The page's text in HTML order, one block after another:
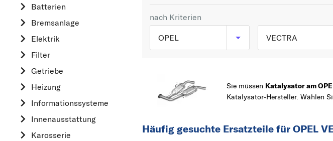
Batterien
Bremsanlage
Elektrik
Filter
Getriebe
Heizung
Informationssysteme
Innenausstattung
Karosserie
nach Kriterien
OPEL
OPEL
FORD
VECTRA
CORSA
ZAFIRA
Sie müssen Katalysator am
Katalysator-Hersteller. Wählen
Häufig gesuchte Ersatzteile für OPEL